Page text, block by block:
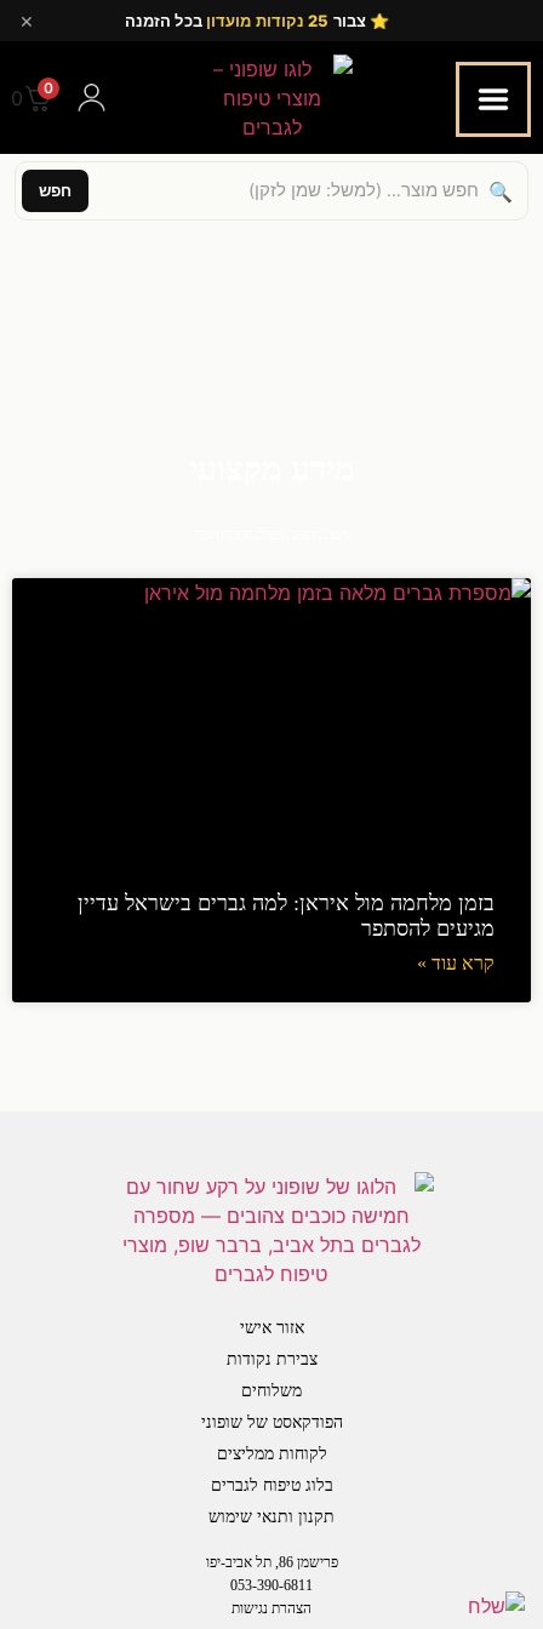
0
0.00
🔍 חפש
בזמן מלחמה מול איראן: למה גברים בישראל עדיין
מגיעים להסתפר
קרא עוד »
אזור אישי
צבירת נקודות
משלוחים
הפודקאסט של שופוני
לקוחות ממליצים
בלוג טיפוח לגברים
תקנון ותנאי שימוש
פרישמן 86, תל אביב-יפו
053-390-6811
הצהרת נגישות
⭐ צבור 25 נקודות מועדון בכל הזמנה ×